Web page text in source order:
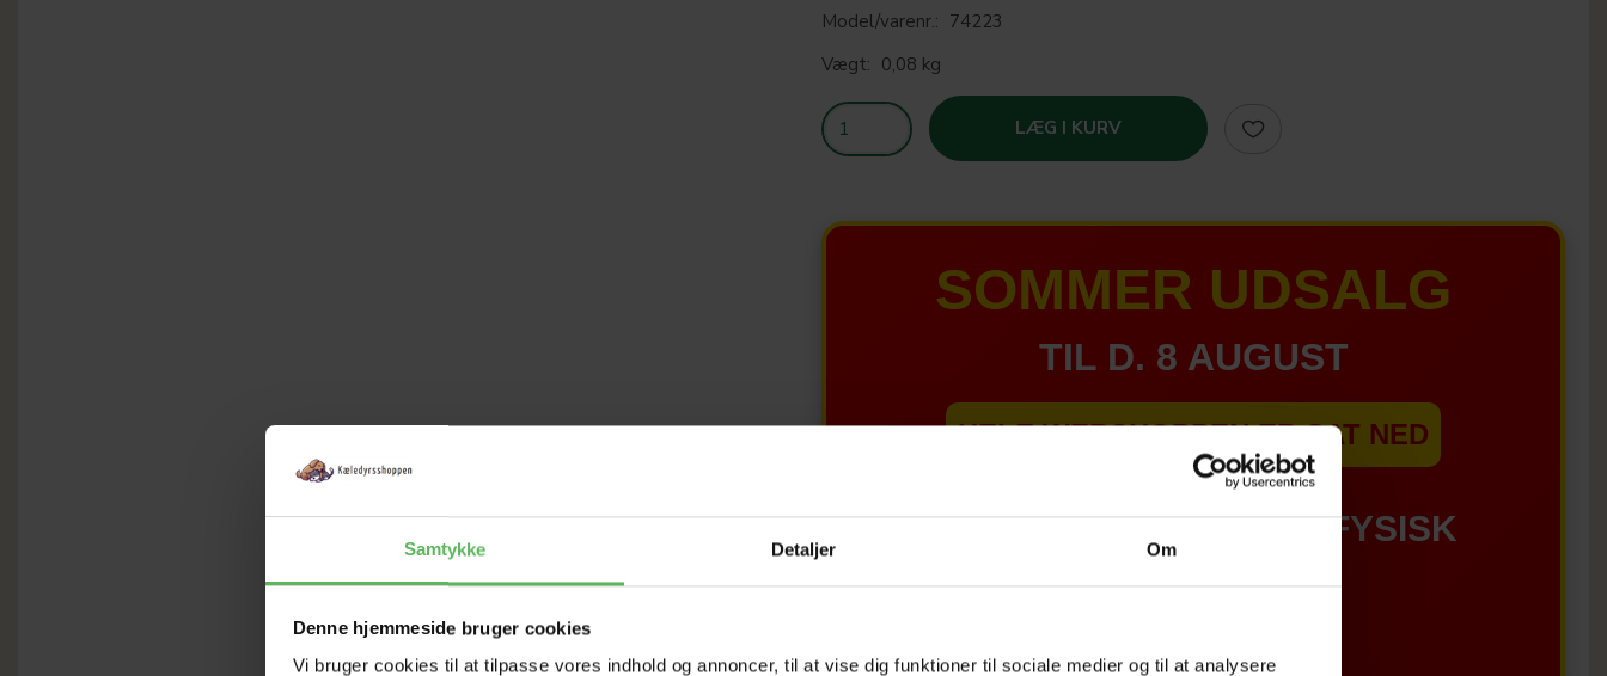
Samtykke Detaljer Om
Denne hjemmeside bruger cookies
Vi bruger cookies til at tilpasse vores indhold og annoncer, til at vise dig funktioner til sociale medier og til at analysere
Model/varenr.: 74223
Vægt: 0,08 kg
LÆG I KURV
SOMMER UDSALG
TIL D. 8 AUGUST
HELE WEBSHOPPEN ER SAT NED
Tilbud GÆLDER IKKE I FYSISK
BUTIKKERE